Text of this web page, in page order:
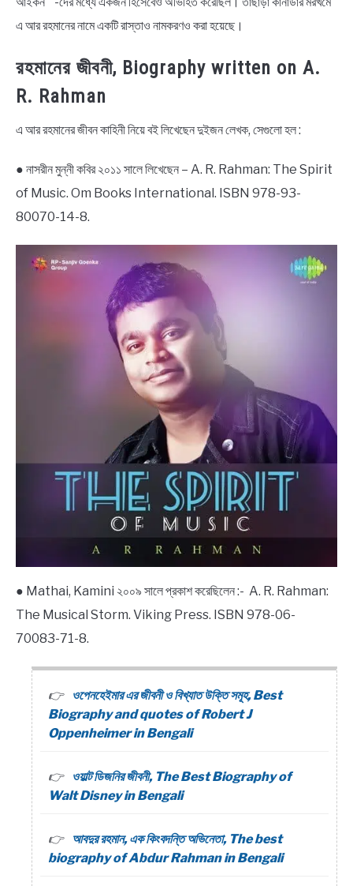
এ আর রহমানের নামে একটি রাস্তাও নামকরণও করা হয়েছে।
রহমানের জীবনী, Biography written on A.
R. Rahman
এ আর রহমানের জীবন কাহিনী নিয়ে বই লিখেছেন দুইজন লেখক, সেগুলো হল :
● নাসরীন মুন্নী কবির ২০১১ সালে লিখেছেন – A. R. Rahman: The Spirit
of Music. Om Books International. ISBN 978-93-
80070-14-8.
● Mathai, Kamini ২০০৯ সালে প্রকাশ করেছিলেন :- A. R. Rahman:
The Musical Storm. Viking Press. ISBN 978-06-
70083-71-8.
ওপেনহেইমার এর জীবনী ও বিখ্যাত উক্তি সমূহ, Best
Biography and quotes of Robert J
Oppenheimer in Bengali
ওয়াল্ট ডিজনির জীবনী, The Best Biography of
Walt Disney in Bengali
আবদুর রহমান, এক কিংবদন্তি অভিনেতা, The best
biography of Abdur Rahman in Bengali